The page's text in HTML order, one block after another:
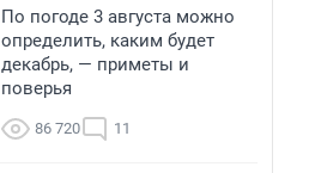
По погоде 3 августа можно
определить, каким будет
декабрь, — приметы и
поверья
86 720 11